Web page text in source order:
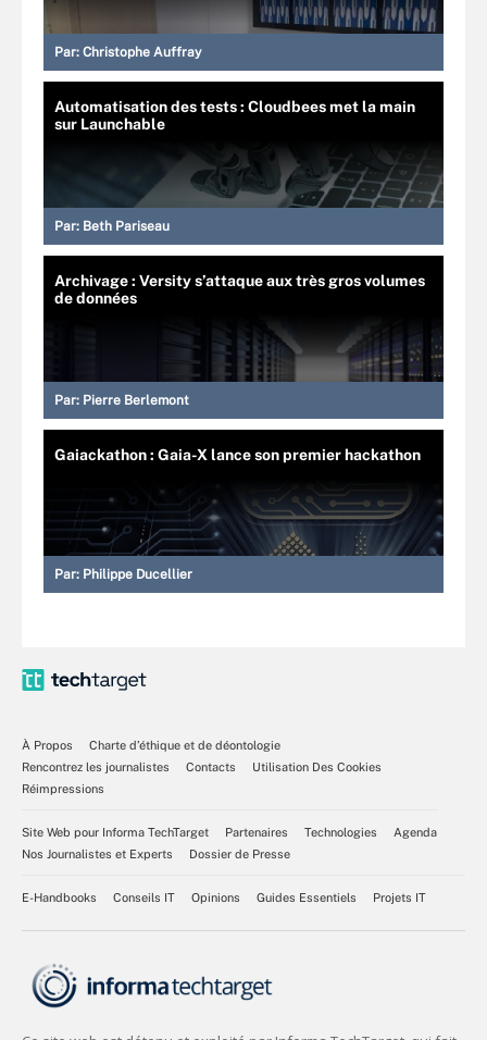
Par: Christophe Auffray
Automatisation des tests : Cloudbees met la main
sur Launchable
Par: Beth Pariseau
Archivage : Versity s’attaque aux très gros volumes
de données
Par: Pierre Berlemont
Gaiackathon : Gaia-X lance son premier hackathon
Par: Philippe Ducellier
À Propos
Charte d’éthique et de déontologie
Rencontrez les journalistes
Contacts
Utilisation Des Cookies
Réimpressions
Site Web pour Informa TechTarget Partenaires Technologies
Agenda
Nos Journalistes et Experts
Dossier de Presse
E-Handbooks Conseils IT Opinions Guides Essentiels Projets IT